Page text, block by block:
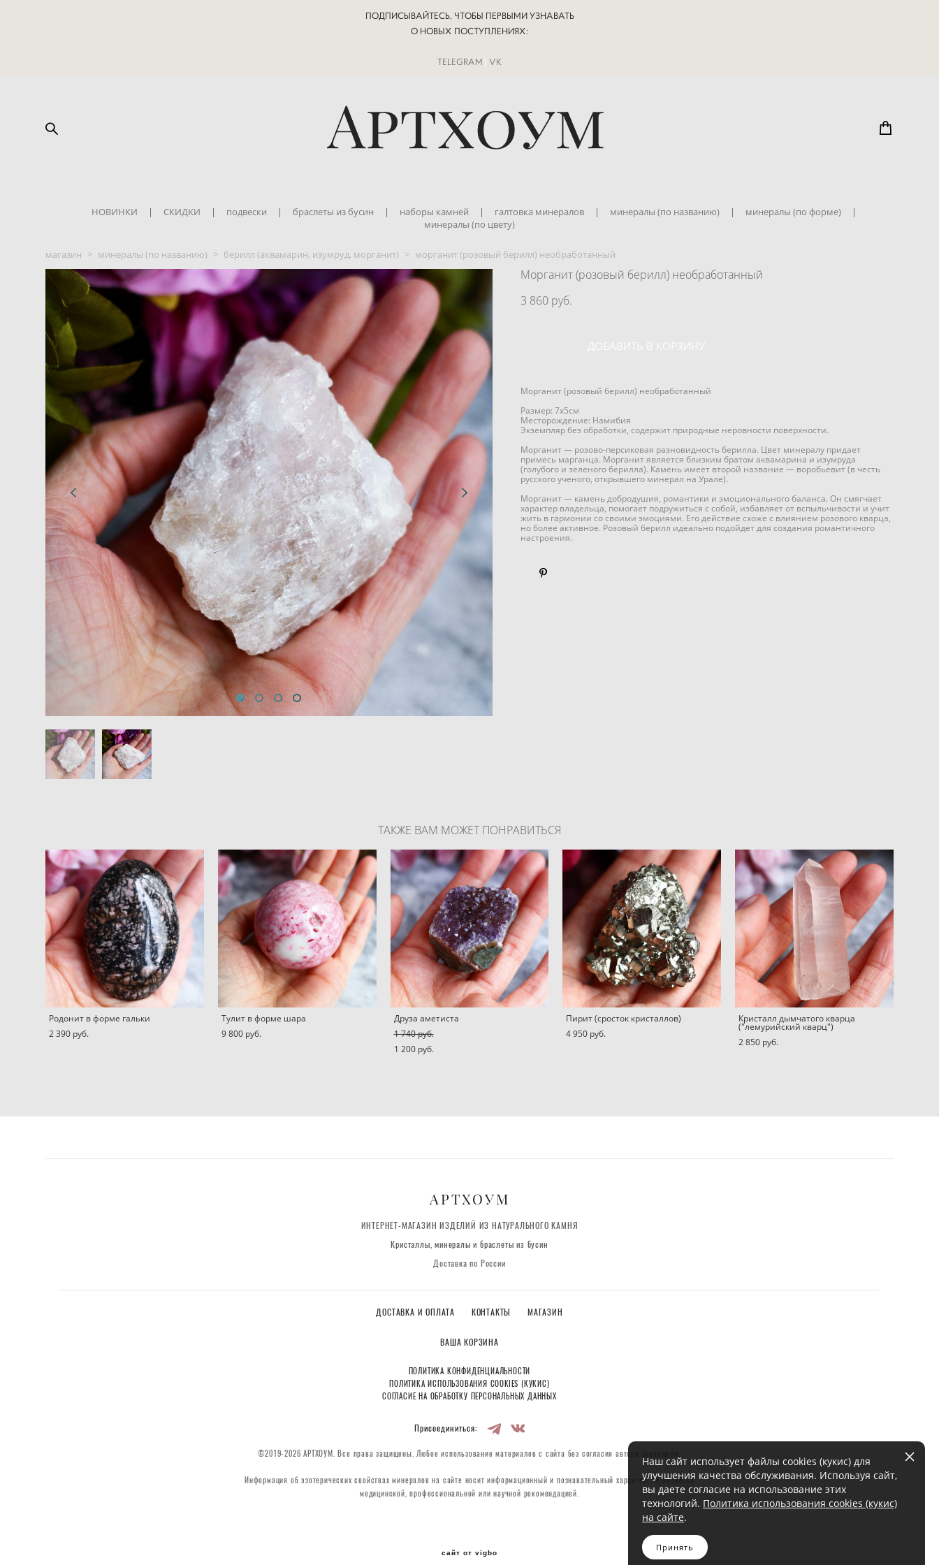
ПОДПИСЫВАЙТЕСЬ, ЧТОБЫ ПЕРВЫМИ УЗНАВАТЬ
О НОВЫХ ПОСТУПЛЕНИЯХ:
TELEGRAM | VK
НОВИНКИ | СКИДКИ | подвески | браслеты из бусин | наборы камней | галтовка минералов | минералы (по названию) | минералы (по форме)
|
минералы (по цвету)
магазин > минералы (по названию) > берилл (аквамарин, изумруд, морганит) > морганит (розовый берилл) необработанный
Морганит (розовый берилл) необработанный
3 860 pуб.
ДОБАВИТЬ В КОРЗИНУ
Морганит (розовый берилл) необработанный
Размер: 7х5см
Месторождение: Намибия
Экземпляр без обработки, содержит природные неровности поверхности.
Морганит — розово-персиковая разновидность берилла. Цвет минералу придает
примесь марганца. Морганит является близким братом аквамарина и изумруда
(голубого и зеленого берилла). Камень имеет второй название — воробьевит (в честь
русского ученого, открывшего минерал на Урале).
Морганит — камень добродушия, романтики и эмоционального баланса. Он смягчает
характер владельца, помогает подружиться с собой, избавляет от вспыльчивости и учит
жить в гармонии со своими эмоциями. Его действие схоже с влиянием розового кварца,
но более активное. Розовый берилл идеально подойдет для создания романтичного
настроения.
ТАКЖЕ ВАМ МОЖЕТ ПОНРАВИТЬСЯ
Родонит в форме гальки
2 390 pуб.
Тулит в форме шара
9 800 pуб.
Друза аметиста
1 740 pуб.
1 200 pуб.
Пирит (сросток кристаллов)
4 950 pуб.
Кристалл дымчатого кварца
("лемурийский кварц")
2 850 pуб.
АРТХОУМ
ИНТЕРНЕТ-МАГАЗИН ИЗДЕЛИЙ ИЗ НАТУРАЛЬНОГО КАМНЯ
Кристаллы, минералы и браслеты из бусин
Доставка по России
ДОСТАВКА И ОПЛАТА КОНТАКТЫ МАГАЗИН
ВАША КОРЗИНА
ПОЛИТИКА КОНФИДЕНЦИАЛЬНОСТИ
ПОЛИТИКА ИСПОЛЬЗОВАНИЯ COOKIES (КУКИС)
СОГЛАСИЕ НА ОБРАБОТКУ ПЕРСОНАЛЬНЫХ ДАННЫХ
Присоединиться:
©2019-2026 АРТХОУМ. Все права защищены. Любое использование материалов с сайта без согласия автора запрещено.
Информация об эзотерических свойствах минералов на сайте носит информационный и познавательный характер, не является
медицинской, профессиональной или научной рекомендацией.
сайт от vigbo
Наш сайт использует файлы cookies (кукис) для
улучшения качества обслуживания. Используя сайт,
вы даете согласие на использование этих
технологий. Политика использования cookies (кукис)
на сайте.
Принять